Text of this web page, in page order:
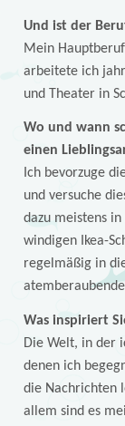
Und ist der
Mein
arbeitete ich
und Theater in
Wo und wann
einen
Ich bevorzuge
und versuche
dazu meistens
windigen Ikea-
regelmäßig in
Was inspiriert
Die Welt, in der
denen ich
die Nachrichten
allem sind es